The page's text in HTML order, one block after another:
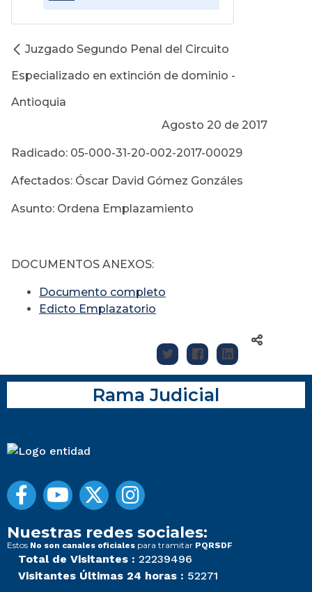
Juzgado Segundo Penal del Circuito
Especializado en extinción de dominio -
Antioquia
Agosto 20 de 2017
Radicado: 05-000-31-20-002-2017-00029
Afectados: Óscar David Gómez Gonzáles
Asunto: Ordena Emplazamiento
DOCUMENTOS ANEXOS:
Documento completo
Edicto Emplazatorio
Rama Judicial
Nuestras redes sociales:
Estos No son canales oficiales para tramitar PQRSDF
Total de Visitantes : 22239496
Visitantes Últimas 24 horas : 52271